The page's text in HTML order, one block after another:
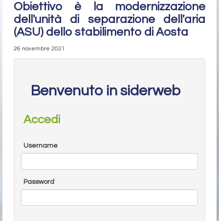
Obiettivo è la modernizzazione
dell'unità di separazione dell'aria
(ASU) dello stabilimento di Aosta
26 novembre 2021
Benvenuto in siderweb
Accedi
Username
Password